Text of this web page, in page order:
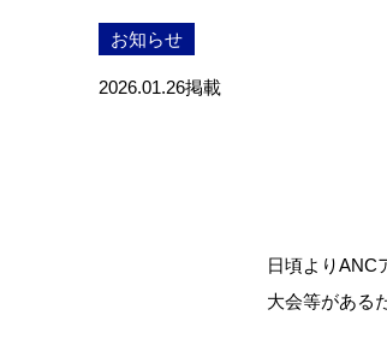
お知らせ
2026.01.26掲載
日頃よりANC
大会等がある